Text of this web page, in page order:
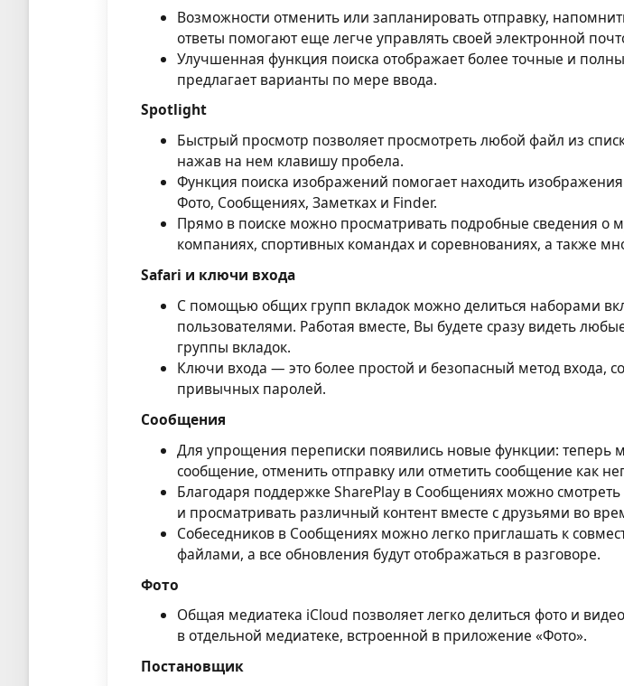
Возможности отменить или запланировать отправку,
ответы помогают еще легче управлять своей электронной
Улучшенная функция поиска отображает более точные и
предлагает варианты по мере ввода.
Spotlight
Быстрый просмотр позволяет просмотреть любой файл из
нажав на нем клавишу пробела.
Функция поиска изображений помогает находить
Фото, Сообщениях, Заметках и Finder.
Прямо в поиске можно просматривать подробные сведения о
компаниях, спортивных командах и соревнованиях, а также
Safari и ключи входа
С помощью общих групп вкладок можно делиться наборами
пользователями. Работая вместе, Вы будете сразу видеть
группы вкладок.
Ключи входа — это более простой и безопасный метод входа,
привычных паролей.
Сообщения
Для упрощения переписки появились новые функции: теперь
сообщение, отменить отправку или отметить сообщение как
Благодаря поддержке SharePlay в Сообщениях можно
и просматривать различный контент вместе с друзьями во
Собеседников в Сообщениях можно легко приглашать к
файлами, а все обновления будут отображаться в разговоре.
Фото
Общая медиатека iCloud позволяет легко делиться фото и
в отдельной медиатеке, встроенной в приложение «Фото».
Постановщик